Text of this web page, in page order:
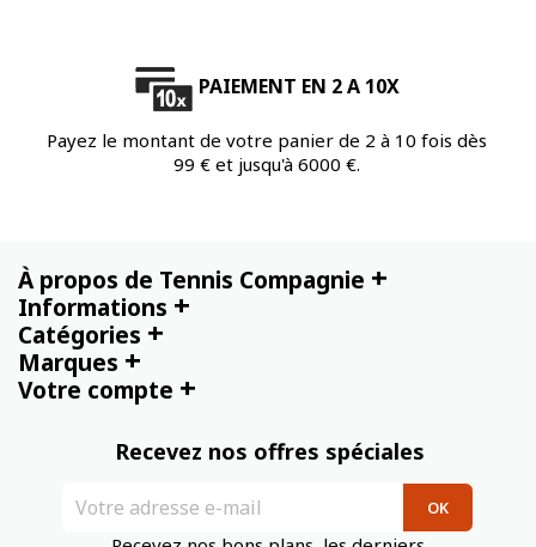
PAIEMENT EN 2 A 10X
Payez le montant de votre panier de 2 à 10 fois dès
99 € et jusqu'à 6000 €.
À propos de Tennis Compagnie +
Informations +
Catégories +
Marques +
Votre compte +
Recevez nos offres spéciales